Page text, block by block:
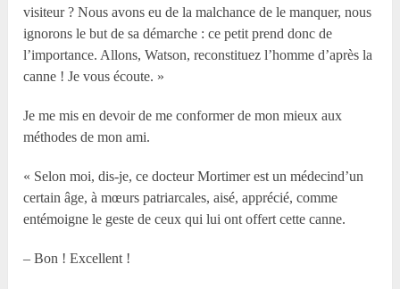
visiteur ? Nous avons eu de la malchance de le manquer, nous
ignorons le but de sa démarche : ce petit prend donc de
l’importance. Allons, Watson, reconstituez l’homme d’après la
canne ! Je vous écoute. »
Je me mis en devoir de me conformer de mon mieux aux
méthodes de mon ami.
« Selon moi, dis-je, ce docteur Mortimer est un médecind’un
certain âge, à mœurs patriarcales, aisé, apprécié, comme
entémoigne le geste de ceux qui lui ont offert cette canne.
– Bon ! Excellent !